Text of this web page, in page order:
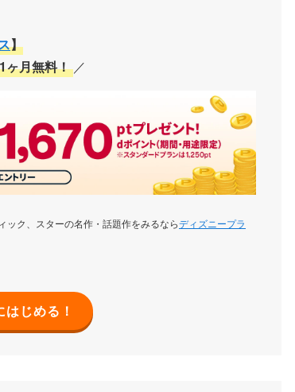
】
ヶ月無料！／
ク、スターの名作・話題作をみるならディズニープラ
じめる！